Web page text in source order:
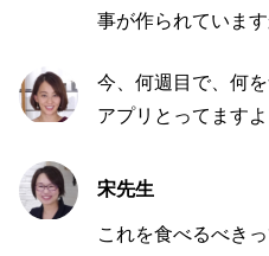
事が作られています
今、何週目で、何
アプリとってますよ
宋先生
これを食べるべき